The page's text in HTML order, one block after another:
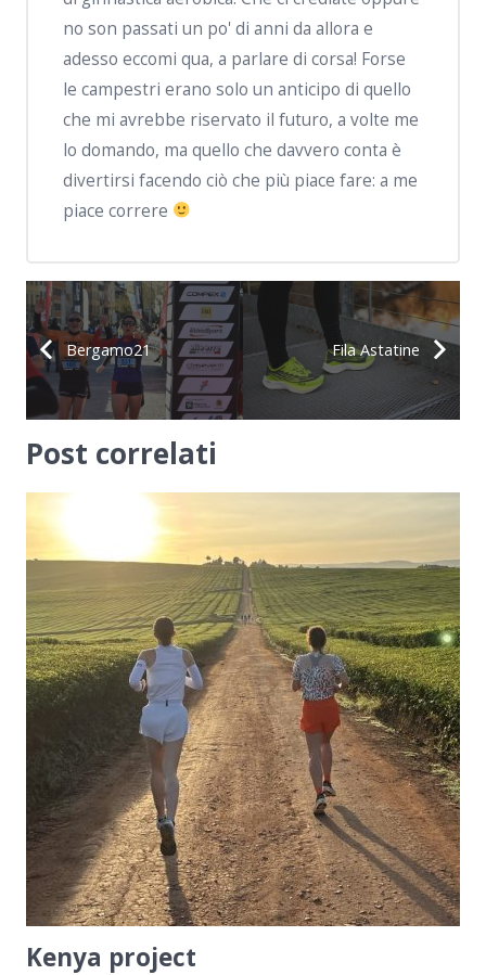
no son passati un po' di anni da allora e
adesso eccomi qua, a parlare di corsa! Forse
le campestri erano solo un anticipo di quello
che mi avrebbe riservato il futuro, a volte me
lo domando, ma quello che davvero conta è
divertirsi facendo ciò che più piace fare: a me
piace correre
Bergamo21 Fila Astatine
Post correlati
Kenya project